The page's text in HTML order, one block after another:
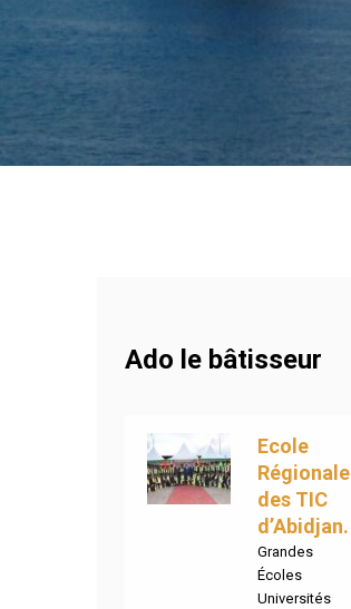
Ado le bâtisseur
Ecole
Régionale
des TIC
d’Abidjan.
Grandes
Écoles
Universités